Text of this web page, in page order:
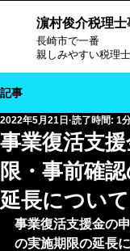
濵村俊介税理士
長崎市で一番
親しみやすい税理士
記事
事業復活支
限・事前確
延長について
2022年5月21日 読了時間: 1
事業復活支援金の
の実施期限の延長